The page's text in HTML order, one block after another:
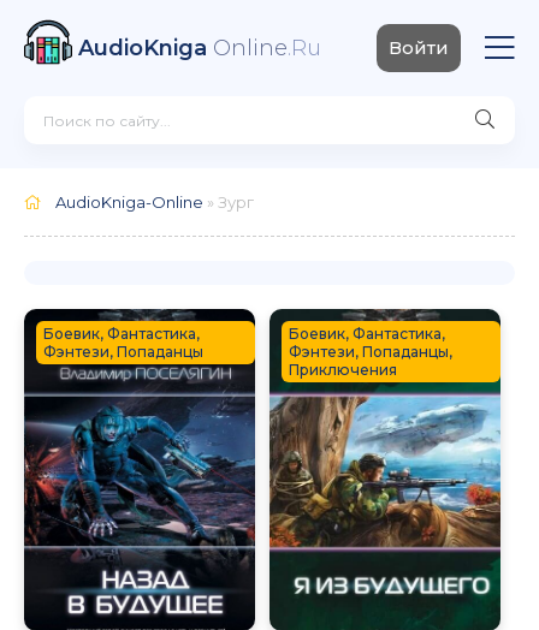
AudioKniga Online.Ru Войти
AudioKniga-Online » Зург
Боевик, Фантастика,
Фэнтези, Попаданцы
Боевик, Фантастика,
Фэнтези, Попаданцы,
Приключения